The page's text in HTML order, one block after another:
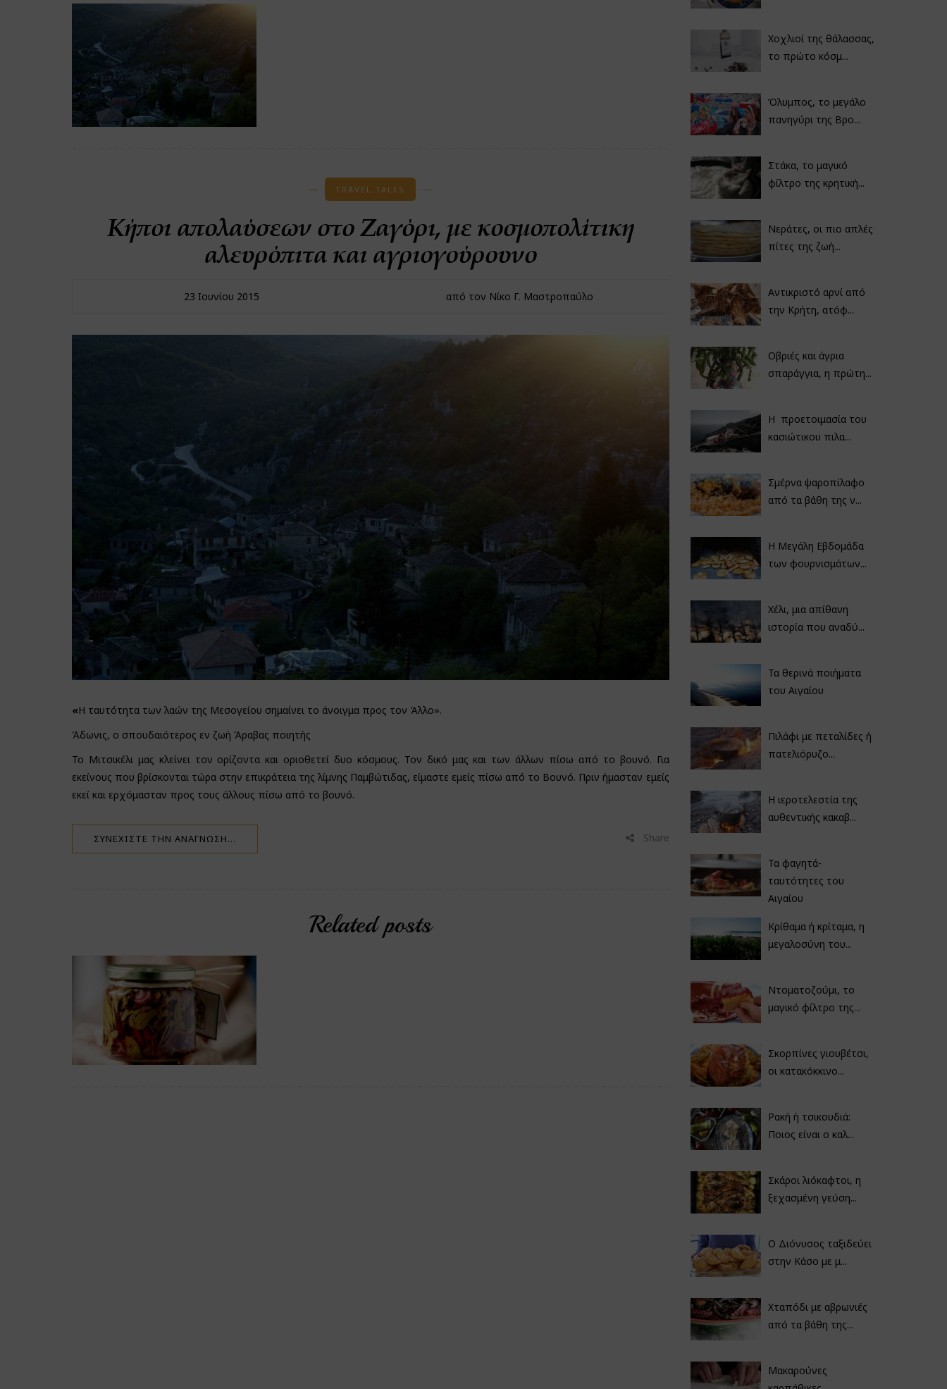
TRAVEL TALES
Κήποι απολαύσεων στο Ζαγόρι, με κοσμοπολίτικη
αλευρόπιτα και αγριογούρουνο
23 Ιουνίου 2015 από τον Νίκο Γ. Μαστροπαύλο
«Η ταυτότητα των λαών της Μεσογείου σημαίνει το άνοιγμα προς τον Άλλο».
Άδωνις, ο σπουδαιότερος εν ζωή Άραβας ποιητής
Το Μιτσικέλι μας κλείνει τον ορίζοντα και οριοθετεί δυο κόσμους. Τον δικό μας και των άλλων πίσω από το βουνό. Για
εκείνους που βρίσκονται τώρα στην επικράτεια της λίμνης Παμβώτιδας, είμαστε εμείς πίσω από το Βουνό. Πριν ήμασταν εμείς
εκεί και ερχόμασταν προς τους άλλους πίσω από το βουνό.
ΣΥΝΕΧΊΣΤΕ ΤΗΝ ΑΝΆΓΝΩΣΗ… Share
Related posts
Χοχλιοί της θάλασσας,
το πρώτο κόσμ...
Όλυμπος, το μεγάλο
πανηγύρι της Βρο...
Στάκα, το μαγικό
φίλτρο της κρητική...
Νεράτες, οι πιο απλές
πίτες της ζωή...
Αντικριστό αρνί από
την Κρήτη, ατόφ...
Οβριές και άγρια
σπαράγγια, η πρώτη...
Η προετοιμασία του
κασιώτικου πιλα...
Σμέρνα ψαροπίλαφο
από τα βάθη της ν...
Η Μεγάλη Εβδομάδα
των φουρνισμάτων...
Χέλι, μια απίθανη
ιστορία που αναδύ...
Τα θερινά ποιήματα
του Αιγαίου
Πιλάφι με πεταλίδες ή
πατελιόρυζο...
Η ιεροτελεστία της
αυθεντικής κακαβ...
Τα φαγητά-
ταυτότητες του
Αιγαίου
Κρίθαμα ή κρίταμα, η
μεγαλοσύνη του...
Ντοματοζούμι, το
μαγικό φίλτρο της...
Σκορπίνες γιουβέτσι,
οι κατακόκκινο...
Ρακή ή τσικουδιά:
Ποιος είναι ο καλ...
Σκάροι λιόκαφτοι, η
ξεχασμένη γεύση...
Ο Διόνυσος ταξιδεύει
στην Κάσο με μ...
Χταπόδι με αβρωνιές
από τα βάθη της...
Μακαρούνες